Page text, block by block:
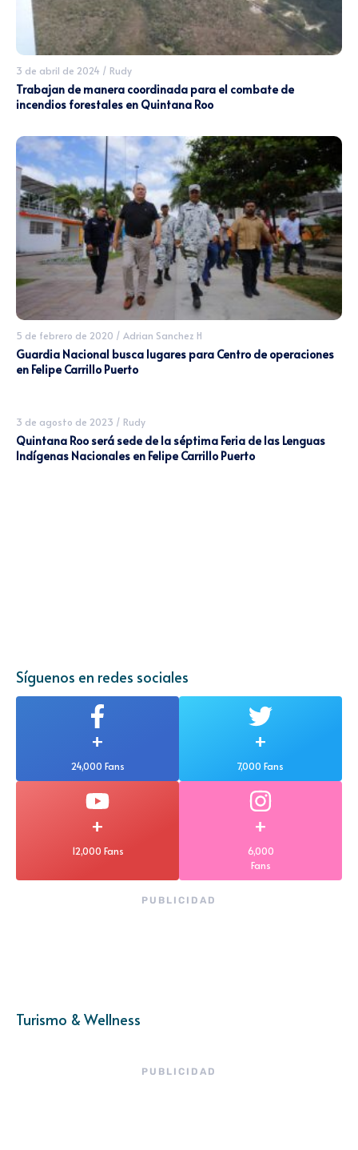
3 de abril de 2024 / Rudy
Trabajan de manera coordinada para el combate de
incendios forestales en Quintana Roo
5 de febrero de 2020 / Adrian Sanchez H
Guardia Nacional busca lugares para Centro de operaciones
en Felipe Carrillo Puerto
3 de agosto de 2023 / Rudy
Quintana Roo será sede de la séptima Feria de las Lenguas
Indígenas Nacionales en Felipe Carrillo Puerto
Síguenos en redes sociales
+
24,000 Fans
+
7,000 Fans
+
12,000 Fans
+
6,000
Fans
PUBLICIDAD
Turismo & Wellness
PUBLICIDAD